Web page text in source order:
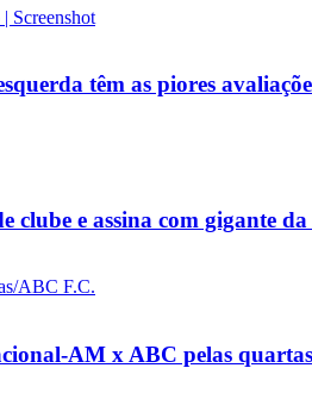
têm as piores
clube e assina com gigante
AM x ABC pelas